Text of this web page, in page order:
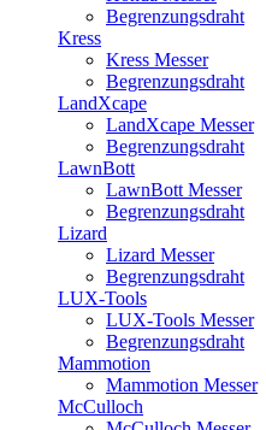
Begrenzungsdraht
Kress
Kress Messer
Begrenzungsdraht
LandXcape
LandXcape Messer
Begrenzungsdraht
LawnBott
LawnBott Messer
Begrenzungsdraht
Lizard
Lizard Messer
Begrenzungsdraht
LUX-Tools
LUX-Tools Messer
Begrenzungsdraht
Mammotion
Mammotion Messer
McCulloch